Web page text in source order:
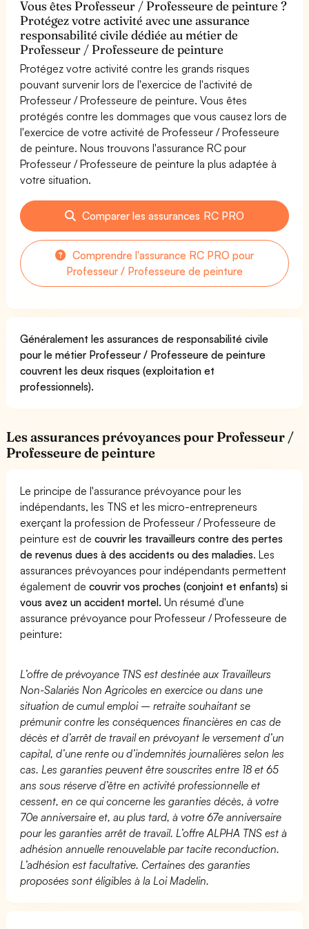
Vous êtes Professeur / Professeure de peinture ?
Protégez votre activité avec une assurance
responsabilité civile dédiée au métier de
Professeur / Professeure de peinture
Protégez votre activité contre les grands risques
pouvant survenir lors de l'exercice de l'activité de
Professeur / Professeure de peinture. Vous êtes
protégés contre les dommages que vous causez lors de
l'exercice de votre activité de Professeur / Professeure
de peinture. Nous trouvons l'assurance RC pour
Professeur / Professeure de peinture la plus adaptée à
votre situation.
Comparer les assurances RC PRO
Comprendre l'assurance RC PRO pour
Professeur / Professeure de peinture
Généralement les assurances de responsabilité civile
pour le métier Professeur / Professeure de peinture
couvrent les deux risques (exploitation et
professionnels).
Les assurances prévoyances pour Professeur /
Professeure de peinture
Le principe de l'assurance prévoyance pour les
indépendants, les TNS et les micro-entrepreneurs
exerçant la profession de Professeur / Professeure de
peinture est decouvrir les travailleurs contre des pertes
de revenus dues à des accidents ou des maladies. Les
assurances prévoyances pour indépendants permettent
également decouvrir vos proches (conjoint et enfants) si
vous avez un accident mortel. Un résumé d'une
assurance prévoyance pour Professeur / Professeure de
peinture:
L’offre de prévoyance TNS est destinée aux Travailleurs
Non-Salariés Non Agricoles en exercice ou dans une
situation de cumul emploi – retraite souhaitant se
prémunir contre les conséquences financières en cas de
décès et d’arrêt de travail en prévoyant le versement d’un
capital, d’une rente ou d’indemnités journalières selon les
cas. Les garanties peuvent être souscrites entre 18 et 65
ans sous réserve d’être en activité professionnelle et
cessent, en ce qui concerne les garanties décès, à votre
70e anniversaire et, au plus tard, à votre 67e anniversaire
pour les garanties arrêt de travail. L’offre ALPHA TNS est à
adhésion annuelle renouvelable par tacite reconduction.
L’adhésion est facultative. Certaines des garanties
proposées sont éligibles à la Loi Madelin.